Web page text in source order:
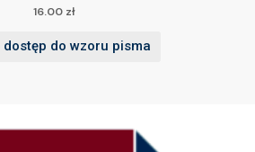
16.00 zł
dostęp do wzoru pisma